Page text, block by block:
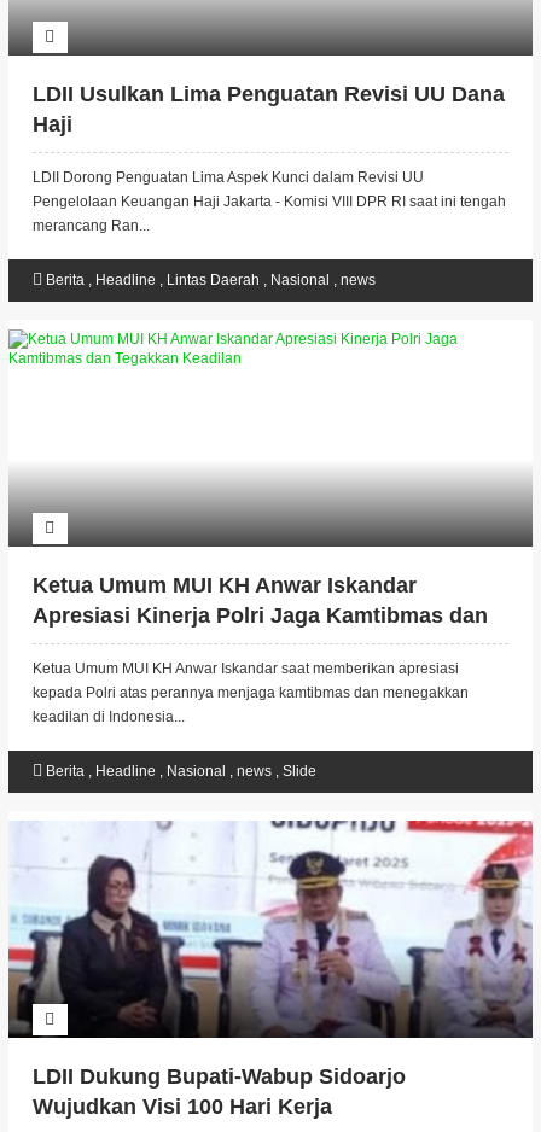
LDII Usulkan Lima Penguatan Revisi UU Dana
Haji
LDII Dorong Penguatan Lima Aspek Kunci dalam Revisi UU
Pengelolaan Keuangan Haji Jakarta - Komisi VIII DPR RI saat ini tengah
merancang Ran...
Berita , Headline , Lintas Daerah , Nasional , news
Ketua Umum MUI KH Anwar Iskandar
Apresiasi Kinerja Polri Jaga Kamtibmas dan
Tegakkan Keadilan
Ketua Umum MUI KH Anwar Iskandar saat memberikan apresiasi
kepada Polri atas perannya menjaga kamtibmas dan menegakkan
keadilan di Indonesia...
Berita , Headline , Nasional , news , Slide
LDII Dukung Bupati-Wabup Sidoarjo
Wujudkan Visi 100 Hari Kerja